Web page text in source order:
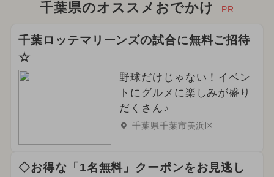
千葉県のオススメおでかけ PR
千葉ロッテマリーンズの試合に無料ご招待
☆
野球だけじゃない！イベン
トにグルメに楽しみが盛り
だくさん♪
千葉県千葉市美浜区
◇お得な「1名無料」クーポンをお見逃し